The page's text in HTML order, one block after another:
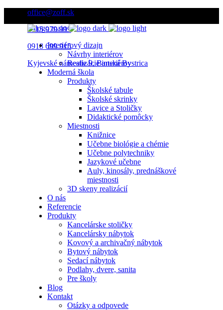
office@zoff.sk
0915 979 999
0918 699 915
Kyjevské námestie 9, Banská Bystrica
Interiérový dizajn
Návrhy interiérov
Realizácie interiérov
Moderná škola
Produkty
Školské tabule
Školské skrinky
Lavice a Stoličky
Didaktické pomôcky
Miestnosti
Knižnice
Učebne biológie a chémie
Učebne polytechniky
Jazykové učebne
Auly, kinosály, prednáškové
miestnosti
3D skeny realizácií
O nás
Referencie
Produkty
Kancelárske stoličky
Kancelársky nábytok
Kovový a archivačný nábytok
Bytový nábytok
Sedací nábytok
Podlahy, dvere, sanita
Pre školy
Blog
Kontakt
Otázky a odpovede